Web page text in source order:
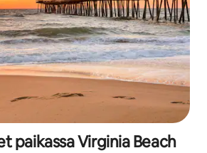
paikassa Virginia Beach